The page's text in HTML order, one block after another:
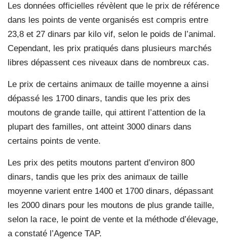
Les données officielles révèlent que le prix de référence
dans les points de vente organisés est compris entre
23,8 et 27 dinars par kilo vif, selon le poids de l’animal.
Cependant, les prix pratiqués dans plusieurs marchés
libres dépassent ces niveaux dans de nombreux cas.
Le prix de certains animaux de taille moyenne a ainsi
dépassé les 1700 dinars, tandis que les prix des
moutons de grande taille, qui attirent l’attention de la
plupart des familles, ont atteint 3000 dinars dans
certains points de vente.
Les prix des petits moutons partent d’environ 800
dinars, tandis que les prix des animaux de taille
moyenne varient entre 1400 et 1700 dinars, dépassant
les 2000 dinars pour les moutons de plus grande taille,
selon la race, le point de vente et la méthode d’élevage,
a constaté l’Agence TAP.